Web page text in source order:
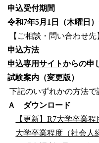
申込受付期間
令和7年5月1日（木曜日
【ご相談・問い合わせ
申込方法
申込専用サイトからの申
試験案内（変更版）
下記のいずれかの方法で
Ａ ダウンロード
【更新】R7大学卒業
大学卒業程度（社会人